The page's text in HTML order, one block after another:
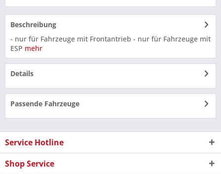
Beschreibung
- nur für Fahrzeuge mit Frontantrieb - nur für Fahrzeuge mit
ESP mehr
Details
Passende Fahrzeuge
Service Hotline
Shop Service